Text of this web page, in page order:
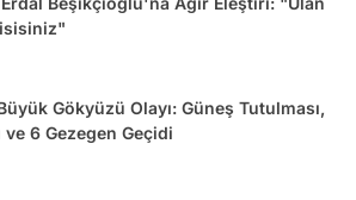
Gökyüzü Olayı: Güneş Tutulması,
6 Gezegen Geçidi